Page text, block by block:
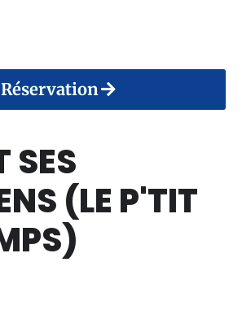
Réservation
SES
(LE P'TIT